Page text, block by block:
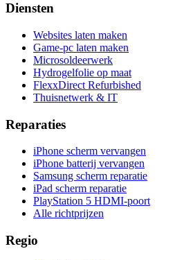
Diensten
Websites laten maken
Game-pc laten maken
Microsoldeerwerk
Hydrogelfolie op maat
FlexxDirect Refurbished
Thuisnetwerk & IT
Reparaties
iPhone scherm vervangen
iPhone batterij vervangen
Samsung scherm reparatie
iPad scherm reparatie
PlayStation 5 HDMI-poort
Alle richtprijzen
Regio